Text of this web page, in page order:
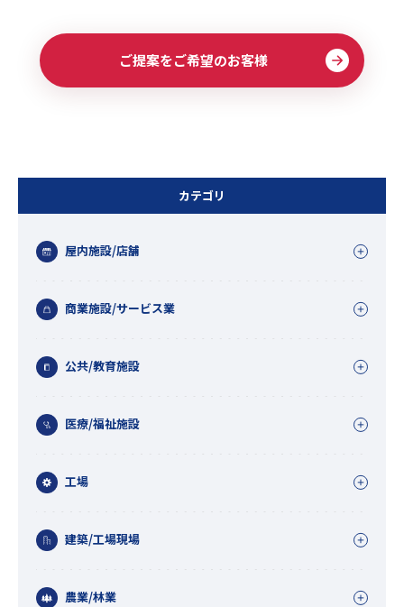
カテゴリ
屋内施設/店舗
商業施設/サービス業
公共/教育施設
医療/福祉施設
工場
建築/工場現場
農業/林業
ご提案をご希望のお客様